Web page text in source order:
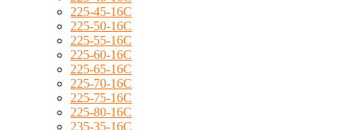
225-45-16C
225-50-16C
225-55-16C
225-60-16C
225-65-16C
225-70-16C
225-75-16C
225-80-16C
235-35-16C